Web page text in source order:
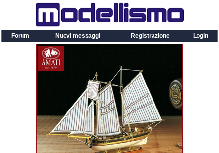
Forum Nuovi messaggi Registrazione Login